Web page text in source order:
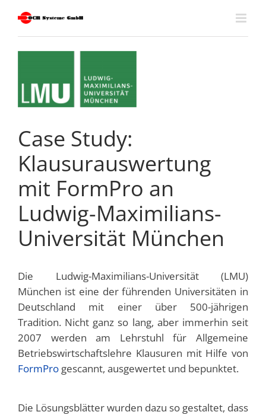
content
Case Study:
Klausurauswertung
mit FormPro an
Ludwig-Maximilians-
Universität München
Die Ludwig-Maximilians-Universität (LMU)
München ist eine der führenden Universitäten in
Deutschland mit einer über 500-jährigen
Tradition. Nicht ganz so lang, aber immerhin seit
2007 werden am Lehrstuhl für Allgemeine
Betriebswirtschaftslehre Klausuren mit Hilfe von
FormPro gescannt, ausgewertet und bepunktet.
Die Lösungsblätter wurden dazu so gestaltet, dass